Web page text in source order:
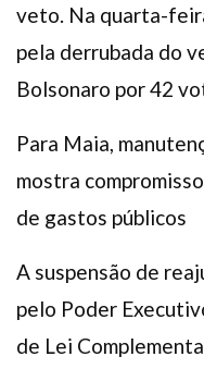
veto. Na quarta-
pela derrubada do
Bolsonaro por 42
Para Maia,
mostra
de gastos públicos
A suspensão de
pelo Poder
de Lei